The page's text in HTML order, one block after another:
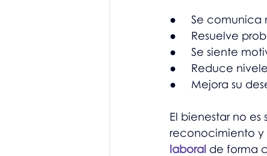
●     Se
●     Resuelve
●     Se siente
●     Reduce
●     Mejora su
El bienestar no
reconocimiento y
laboral de forma